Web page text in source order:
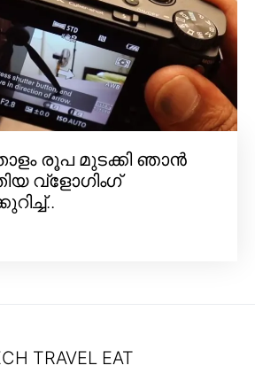
രൂപ മുടക്കി ഞാൻ
വ്‌ളോഗിംഗ്
TRAVEL EAT